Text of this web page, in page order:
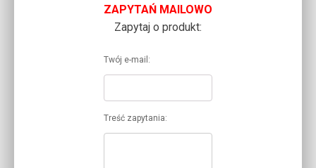
ZAPYTAŃ MAILOWO
Zapytaj o produkt:
Twój e-mail:
Treść zapytania: